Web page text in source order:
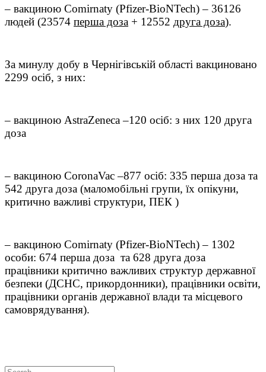
– вакциною Comirnaty (Pfizer-BioNTech) – 36126
людей (23574 перша доза + 12552 друга доза).
За минулу добу в Чернігівській області вакциновано
2299 осіб, з них:
– вакциною AstraZeneca –120 осіб: з них 120 друга
доза
– вакциною CoronaVac –877 осіб: 335 перша доза та
542 друга доза (маломобільні групи, їх опікуни,
критично важливі структури, ПЕК )
– вакциною Comirnaty (Pfizer-BioNTech) – 1302
особи: 674 перша доза та 628 друга доза
працівники критично важливих структур державної
безпеки (ДСНС, прикордонники), працівники освіти,
працівники органів державної влади та місцевого
самоврядування).